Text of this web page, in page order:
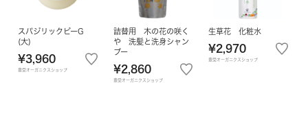
スパジリックビーG
(大)
¥3,960
豊受オーガニクスショップ
詰替用 木の花の咲く
や 洗髪と洗身シャン
プー
¥2,860
豊受オーガニクスショップ
生草花 化粧水
¥2,970
豊受オーガニクスショップ